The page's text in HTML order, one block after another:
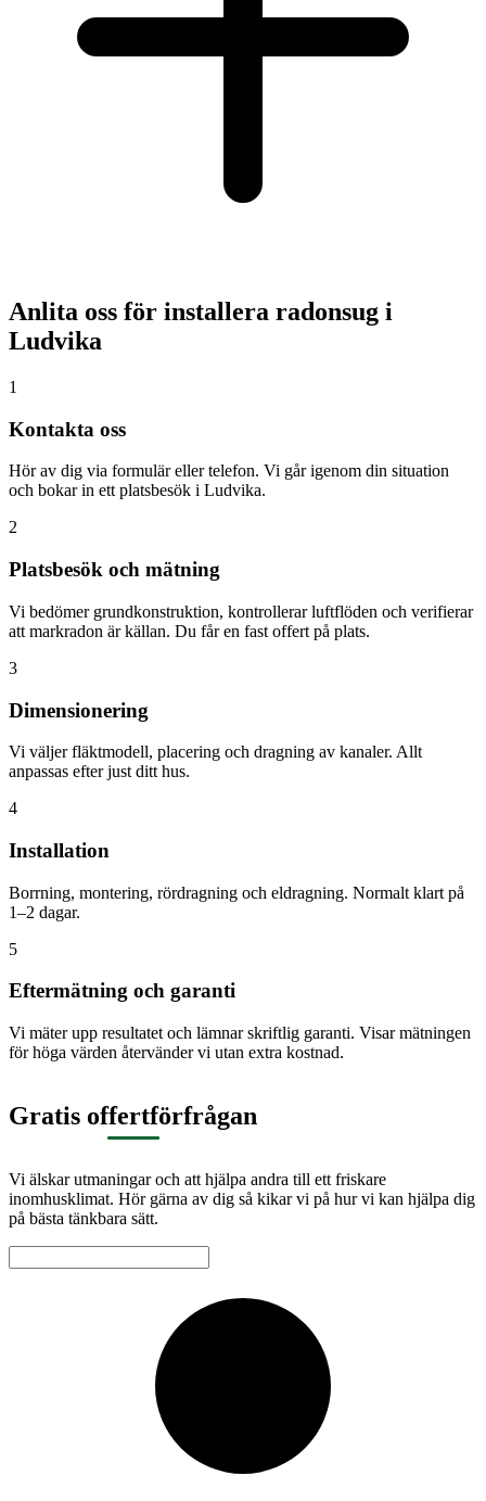
Anlita oss för installera radonsug i
Ludvika
1
Kontakta oss
Hör av dig via formulär eller telefon. Vi går igenom din situation
och bokar in ett platsbesök i Ludvika.
2
Platsbesök och mätning
Vi bedömer grundkonstruktion, kontrollerar luftflöden och verifierar
att markradon är källan. Du får en fast offert på plats.
3
Dimensionering
Vi väljer fläktmodell, placering och dragning av kanaler. Allt
anpassas efter just ditt hus.
4
Installation
Borrning, montering, rördragning och eldragning. Normalt klart på
1–2 dagar.
5
Eftermätning och garanti
Vi mäter upp resultatet och lämnar skriftlig garanti. Visar mätningen
för höga värden återvänder vi utan extra kostnad.
Gratis offertförfrågan
Vi älskar utmaningar och att hjälpa andra till ett friskare
inomhusklimat. Hör gärna av dig så kikar vi på hur vi kan hjälpa dig
på bästa tänkbara sätt.